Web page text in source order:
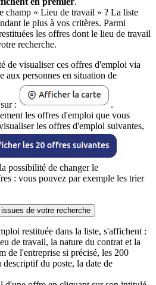
champ « Lieu de travail » ? La liste
le plus à vos critères. Parmi
les offres dont le lieu de travail
recherche.
de visualiser ces offres d'emploi via
aux personnes en situation de
:
.
les offres d'emploi que vous
les offres d'emploi suivantes,
possibilité de changer le
: vous pouvez par exemple les trier
de votre recherche
restituée dans la liste, s'affichent :
de travail, la nature du contrat et la
de l'entreprise si précisé, les 200
descriptif du poste, la date de